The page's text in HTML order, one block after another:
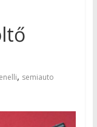
, semiauto